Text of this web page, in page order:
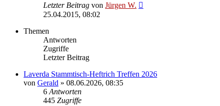
Letzter Beitrag von Jürgen W.
25.04.2015, 08:02
Themen
Antworten
Zugriffe
Letzter Beitrag
Laverda Stammtisch-Heftrich Treffen 2026
von Gerald » 08.06.2026, 08:35
6 Antworten
445 Zugriffe